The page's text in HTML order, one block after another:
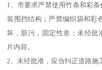
1、市要求严禁使用竹条和彩
装围挡结构；严禁编织袋和彩
坏，脏污，固定性差；未经批
片内容。
2、未经批准，应当纠正道路施